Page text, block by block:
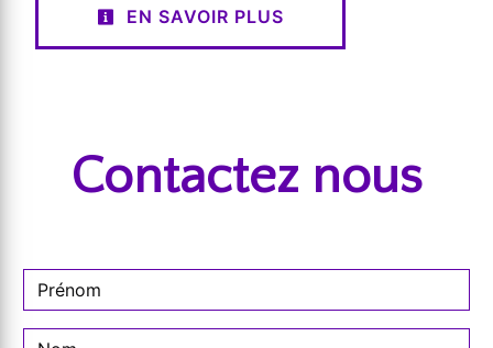
EN SAVOIR PLUS
Contactez nous